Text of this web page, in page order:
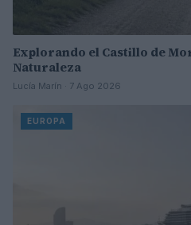
Explorando el Castillo de
Naturaleza
Lucía Marín · 7 Ago 2026
EUROPA